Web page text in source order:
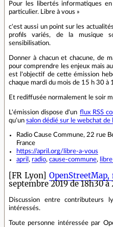
Pour les libertés informatiques
particulier. Libre à vous »
c'est aussi un point sur les
profils variés, de la musique
sensibilisation.
Donner à chacun et chacune, de
pour comprendre les enjeux mais
est l'objectif de cette émission
chaque mardi du mois de 15 h 30 à
Et rediffusée normalement le soir
L'émission dispose d'un flux RSS
qu'un salon dédié sur le webchat de
Radio Cause Commune, 22 rue
France
https://april.org/libre-a-vous
april , radio, cause-commune,
[FR Lyon]
septembre 2019 de 18h30 à
Discussion entre contributeurs
intéressés.
Toute personne intéressée par